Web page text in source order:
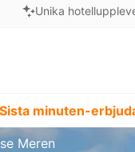
Unika
minuten-
Meren